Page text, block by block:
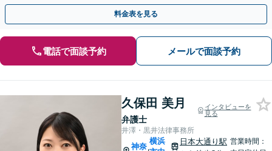
ます。【Web相談可】
料金表を見る
電話で面談予約 メールで面談予約
久保田 美月
弁護士
インタビューを
見る
井澤・黒井法律事務所
神奈
横浜
日本大通り駅 営業時間：